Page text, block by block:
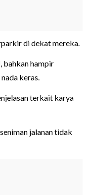
di dekat mereka.
bahkan hampir
keras.
terkait karya
jalanan tidak